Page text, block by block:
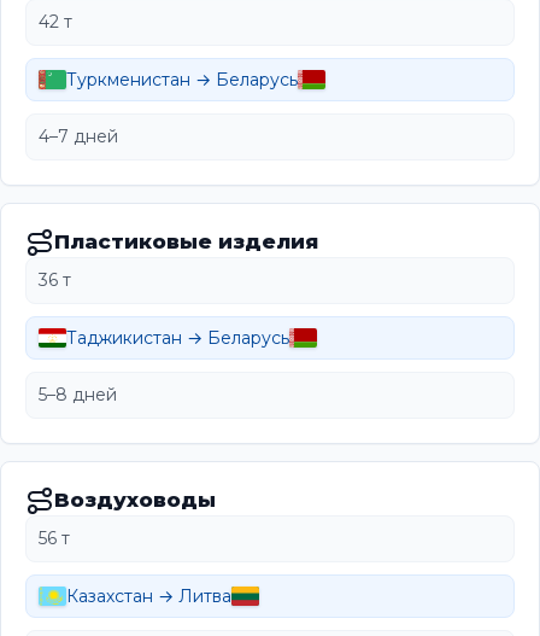
42 т
Туркменистан → Беларусь
4–7 дней
Пластиковые изделия
36 т
Таджикистан → Беларусь
5–8 дней
Воздуховоды
56 т
Казахстан → Литва